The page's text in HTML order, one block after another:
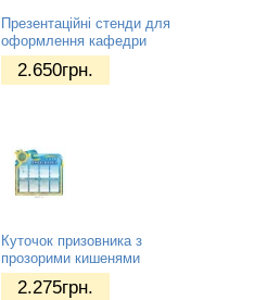
Презентаційні стенди для
оформлення кафедри
2.650грн.
Куточок призовника з
прозорими кишенями
2.275грн.